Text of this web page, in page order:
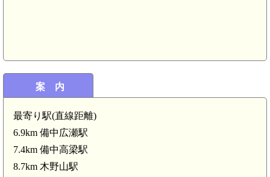
案 内
最寄り駅(直線距離)
6.9km 備中広瀬駅
7.4km 備中高梁駅
8.7km 木野山駅